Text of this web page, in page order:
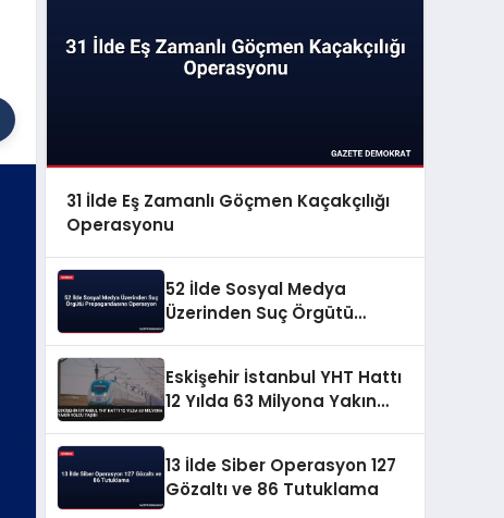
31 İlde Eş Zamanlı Göçmen Kaçakçılığı
Operasyonu
52 İlde Sosyal Medya
Üzerinden Suç Örgütü
Eskişehir İstanbul YHT Hattı
12 Yılda 63 Milyona Yakın
13 İlde Siber Operasyon 127
Gözaltı ve 86 Tutuklama